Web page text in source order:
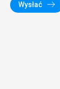
Wysłać